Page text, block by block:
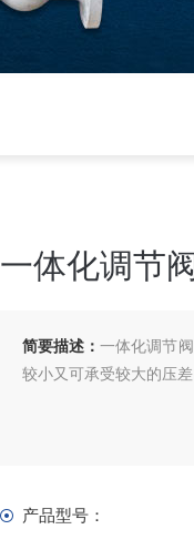
一体化调节
简要描述：一体化调节
较小又可承受较大的压
产品型号：